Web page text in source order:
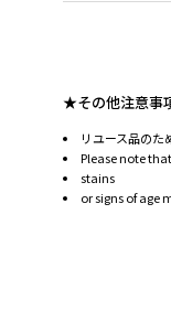
★その他注意事
リユース品のた
Please note
stains
or signs of age